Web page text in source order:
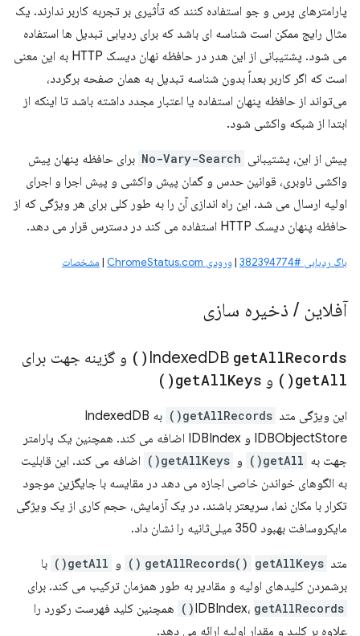
پارامترهای پرس و جو استفاده کنند که تأثیری بر تجربه کاربر ندارند. یک
مثال رایج ممکن است شناسه ای باشد که برای ردیابی تبدیل ها استفاده
می شود. پشتیبانی از این هدر در حافظه نهان دیسک HTTP به این معنی
است که اگر کاربر بعداً بدون شناسه تبدیل به همان صفحه برگردد،
می‌تواند از حافظه پنهان استفاده یا اعتبار مجدد داشته باشد تا اینکه از
ابتدا از شبکه واکشی شود.
پیش از این، پشتیبانی No-Vary-Search برای حافظه پنهان پیش
واکشی ناوبری، قوانین حدس و گمان پیش واکشی و پیش اجرا و اجرای
اولیه ارسال می شد. این راه اندازی آن را به طور کلی برای هر ویژگی که از
حافظه پنهان دیسک HTTP استفاده می کند در دسترس قرار می دهد.
باگ ردیابی #382394774 |ورودی ChromeStatus.com | مشخصات
آفلاین / ذخیره سازی
IndexedDB getAllRecords(
) و گزینه جهت برای
getAll(
) و getAllKeys(
)
این ویژگی متد getAllRecords()
به IndexedDB
IDBObjectStore و IDBIndex اضافه می کند. همچنین یک پارامتر
جهت به getAll() و getAllKeys()
اضافه می کند. این قابلیت
به الگوهای خواندن خاصی اجازه می دهد در مقایسه با جایگزین موجود
تکرار با مکان نما، سریعتر باشند. در یک آزمایش، حجم کاری از یک ویژگی
مایکروسافت بهبود 350 میلی‌ثانیه را نشان داد.
متد getAllRecords() getAllKeys() و getAll()
با
برشمردن کلیدهای اولیه و مقادیر به طور همزمان ترکیب می کند. برای
IDBIndex، getAllRecords()
همچنین کلید فهرست رکورد را
علاوه بر کلید و مقدار اولیه ارائه می دهد.